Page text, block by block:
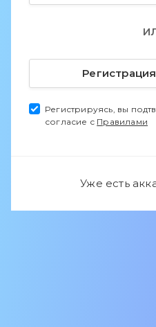
Регистрируясь, вы
согласие с Правилами
Уже есть